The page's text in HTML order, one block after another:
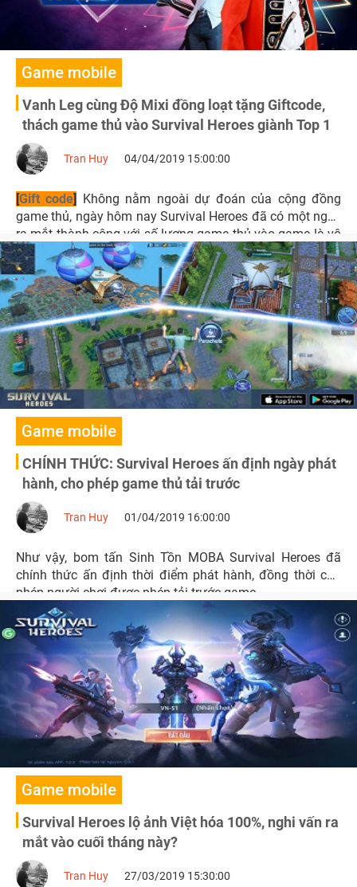
Game mobile
Vanh Leg cùng Độ Mixi đồng loạt tặng Giftcode,
thách game thủ vào Survival Heroes giành Top 1
Tran Huy 04/04/2019 15:00:00
[Gift code] Không nằm ngoài dự đoán của cộng đồng
game thủ, ngày hôm nay Survival Heroes đã có một ngày
ra mắt thành công với số lượng game thủ vào game là vô
cùng lớn.
Game mobile
CHÍNH THỨC: Survival Heroes ấn định ngày phát
hành, cho phép game thủ tải trước
Tran Huy 01/04/2019 16:00:00
Như vậy, bom tấn Sinh Tồn MOBA Survival Heroes đã
chính thức ấn định thời điểm phát hành, đồng thời cho
phép người chơi được phép tải trước game.
Game mobile
Survival Heroes lộ ảnh Việt hóa 100%, nghi vấn ra
mắt vào cuối tháng này?
Tran Huy 27/03/2019 15:30:00